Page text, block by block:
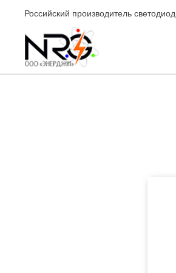
Российский производитель